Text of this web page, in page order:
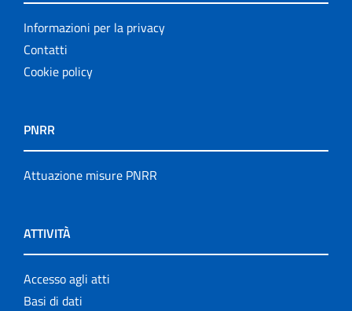
Informazioni per la privacy
Contatti
Cookie policy
PNRR
Attuazione misure PNRR
ATTIVITÀ
Accesso agli atti
Basi di dati